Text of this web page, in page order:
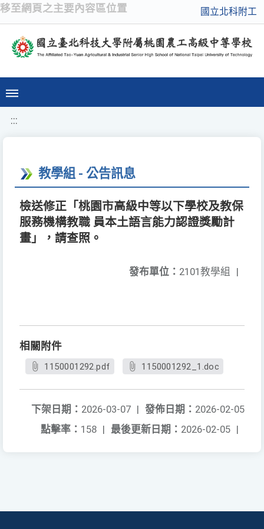
移至網頁之主要內容區位置 國立北科附工
:::
教學組 - 公告訊息
檢送修正「桃園市高級中等以下學校及教保
服務機構教職 員本土語言能力認證獎勵計
畫」，請查照。
發布單位： 2101教學組 |
相關附件
1150001292.pdf 1150001292_1.doc
發佈日期： 2026-02-05
下架日期： 2026-03-07 |
最後更新日期： 2026-02-05 |
點擊率： 158 |